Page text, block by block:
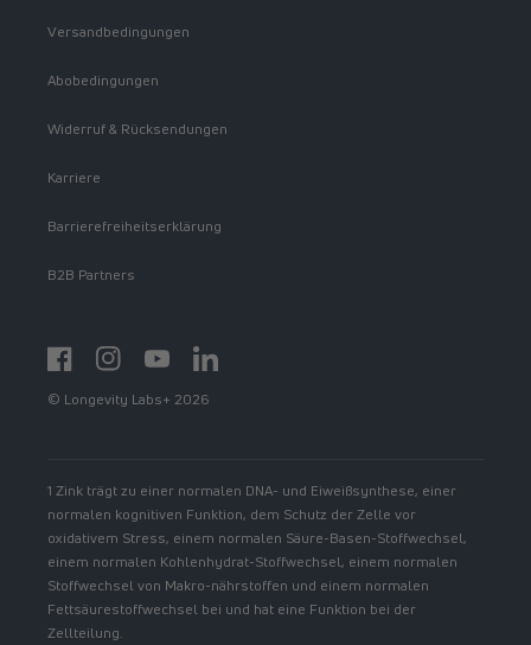
Versandbedingungen
Abobedingungen
Widerruf & Rücksendungen
Karriere
Barrierefreiheitserklärung
B2B Partners
FacebookInstagramYouTubehttps://www.linkedin.com/showcase/
© Longevity Labs+ 2026
1 Zink trägt zu einer normalen DNA- und Eiweißsynthese, einer
normalen kognitiven Funktion, dem Schutz der Zelle vor
oxidativem Stress, einem normalen Säure-Basen-Stoffwechsel,
einem normalen Kohlenhydrat-Stoffwechsel, einem normalen
Stoffwechsel von Makro-nährstoffen und einem normalen
Fettsäurestoffwechsel bei und hat eine Funktion bei der
Zellteilung.